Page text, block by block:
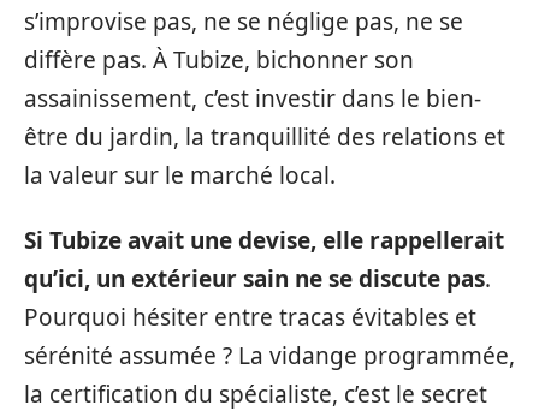
s’improvise pas, ne se néglige pas, ne se
diffère pas. À Tubize, bichonner son
assainissement, c’est investir dans le bien-
être du jardin, la tranquillité des relations et
la valeur sur le marché local.
Si Tubize avait une devise, elle rappellerait
qu’ici, un extérieur sain ne se discute pas.
Pourquoi hésiter entre tracas évitables et
sérénité assumée ? La vidange programmée,
la certification du spécialiste, c’est le secret